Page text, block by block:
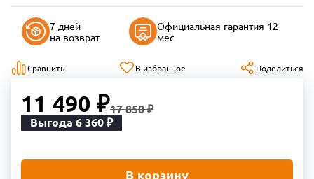
7 дней
на возврат
Официальная гарантия 12
мес
Сравнить В избранное Поделиться
11 490 ₽17 850 ₽
Выгода 6 360 ₽
В корзину